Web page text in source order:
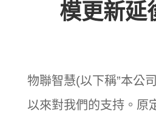
模更新延
物聯智慧(以下稱”本公
以來對我們的支持。原